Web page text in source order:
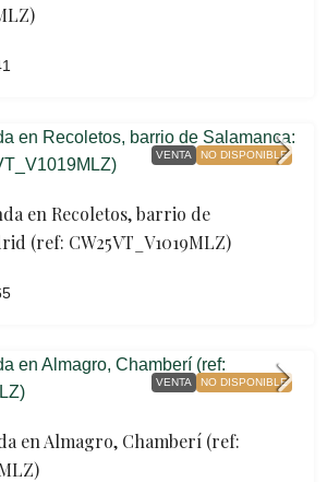
VENTA NO DISPONIBLE
en Recoletos, barrio de
(ref: CW25VT_V1019MLZ)
VENTA NO DISPONIBLE
en Almagro, Chamberí (ref: